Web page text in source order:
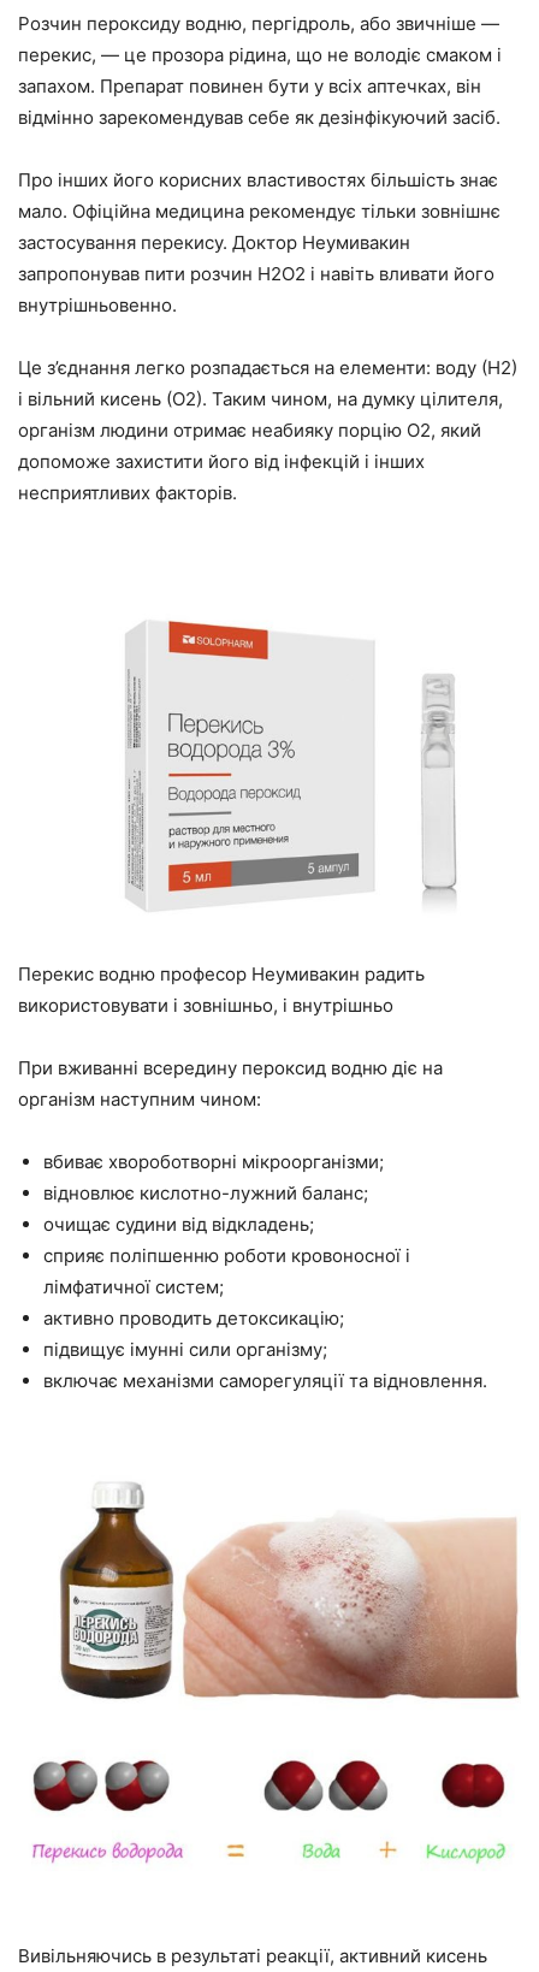
Розчин пероксиду водню, пергідроль, або звичніше —
перекис, — це прозора рідина, що не володіє смаком і
запахом. Препарат повинен бути у всіх аптечках, він
відмінно зарекомендував себе як дезінфікуючий засіб.
Про інших його корисних властивостях більшість знає
мало. Офіційна медицина рекомендує тільки зовнішнє
застосування перекису. Доктор Неумивакин
запропонував пити розчин Н2О2 і навіть вливати його
внутрішньовенно.
Це з’єднання легко розпадається на елементи: воду (Н2)
і вільний кисень (О2). Таким чином, на думку цілителя,
організм людини отримає неабияку порцію О2, який
допоможе захистити його від інфекцій і інших
несприятливих факторів.
Перекис водню професор Неумивакин радить
використовувати і зовнішньо, і внутрішньо
При вживанні всередину пероксид водню діє на
організм наступним чином:
вбиває хвороботворні мікроорганізми;
відновлює кислотно-лужний баланс;
очищає судини від відкладень;
сприяє поліпшенню роботи кровоносної і
лімфатичної систем;
активно проводить детоксикацію;
підвищує імунні сили організму;
включає механізми саморегуляції та відновлення.
Вивільняючись в результаті реакції, активний кисень